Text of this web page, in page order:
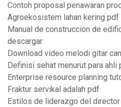
Contoh proposal penawaran
Agroekosistem lahan kering pdf
Manual de construccion de
descargar
Download video melodi gitar
Definisi sehat menurut para ahli
Enterprise resource planning
Fraktur servikal adalah pdf
Estilos de liderazgo del